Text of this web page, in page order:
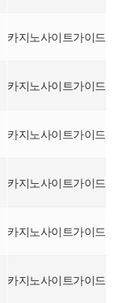
카지노사이트가이드
카지노사이트가이드
카지노사이트가이드
카지노사이트가이드
카지노사이트가이드
카지노사이트가이드